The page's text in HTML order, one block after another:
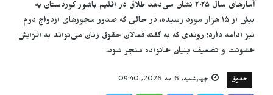
آمارهای سال ۲۰۲۵ نشان می‌دهد طلاق در اقلیم باشور کوردستان به
بیش از ۱۵ هزار مورد رسیده، در حالی که صدور مجوزهای ازدواج دوم
نیز ادامه دارد؛ روندی که به گفته فعالان حقوق زنان می‌تواند به افزایش
خشونت و تضعیف بنیان خانواده منجر شود.
حقوق چهارشنبه, 6 مه 2026, 09:40